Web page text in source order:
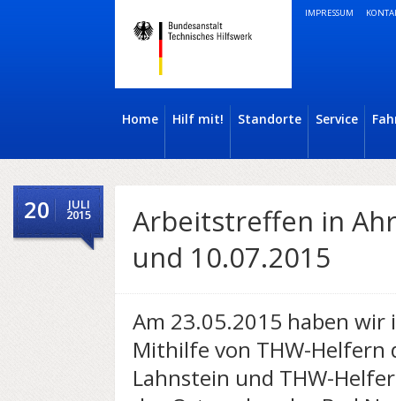
IMPRESSUM
Home Hilf mit! Standorte Service
20 JULI
2015
Arbeitstreffen in
und 10.07.2015
Am 23.05.2015 haben
Mithilfe von THW-Helfern
Lahnstein und THW-